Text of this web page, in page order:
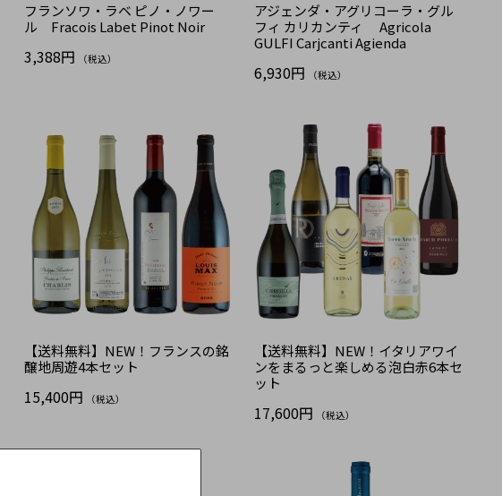
フランソワ・ラベ ピノ・ノワー
ル Fracois Labet Pinot Noir
3,388円 （税込）
アジェンダ・アグリコーラ・グル
フィ カリカンティ Agricola
GULFI Carjcanti Agienda
6,930円 （税込）
【送料無料】NEW！フランスの銘
醸地周遊4本セット
15,400円 （税込）
【送料無料】NEW！イタリアワイ
ンをまるっと楽しめる泡白赤6本セ
ット
17,600円 （税込）